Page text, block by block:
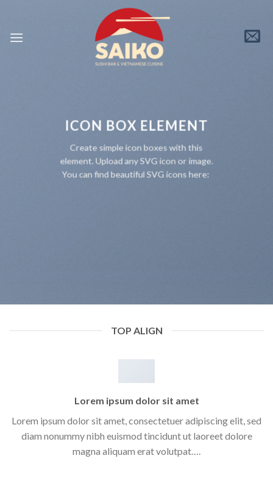
content
ICON BOX ELEMENT
Create simple icon boxes with this
element. Upload any SVG icon or image.
You can find beautiful SVG icons here:
TOP ALIGN
Lorem ipsum dolor sit amet
Lorem ipsum dolor sit amet, consectetuer adipiscing elit, sed
diam nonummy nibh euismod tincidunt ut laoreet dolore
magna aliquam erat volutpat….